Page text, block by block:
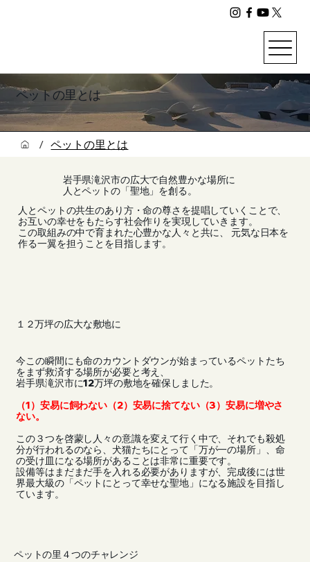
​ペットの里とは
/ ペットの里とは
岩手県滝沢市の広大で自然豊かな場所に
人とペットの「聖地」を創る。
人とペットの共生のあり方・命の尊さを提唱していくことで、
お互いの幸せをもたらす社会作りを実現していきます。
この取組みの中で育まれた心豊かな人々と共に、 元気な日本を
作る一翼を担うことを目指します。
​１２万坪の広大な敷地に
今この瞬間にも命のカウントダウンが始まっているペットたち
をまず救済する場所が必要と考え、
岩手県滝沢市に12万坪の敷地を確保しました。
（1）安易に飼わない（2）安易に捨てない（3）安易に増やさ
ない。
この３つを啓蒙し人々の意識を変えて行く中で、それでも殺処
分が行われるのなら、犬猫たちにとって「万が一の場所」、命
の受け皿になる場所があることは非常に重要です。
設備等はまだまだ手を入れる必要がありますが、完成後には世
界最大級の「ペットにとって幸せな聖地」になる施設を目指し
ています。
ペットの里４つのチャレンジ